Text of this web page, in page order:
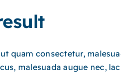
quam consectetur,
malesuada augue nec,